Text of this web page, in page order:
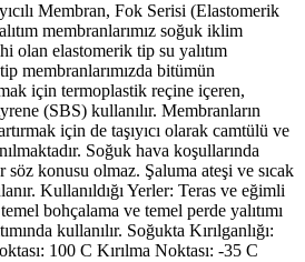
Membran, Fok Serisi (Elastomerik
membranlarımız soğuk iklim
olan elastomerik tip su yalıtım
membranlarımızda bitümün
için termoplastik reçine içeren,
(SBS) kullanılır. Membranların
için de taşıyıcı olarak camtülü ve
Soğuk hava koşullarında
söz konusu olmaz. Şaluma ateşi ve sıcak
Kullanıldığı Yerler: Teras ve eğimli
bohçalama ve temel perde yalıtımı
kullanılır. Soğukta Kırılganlığı:
100 C Kırılma Noktası: -35 C